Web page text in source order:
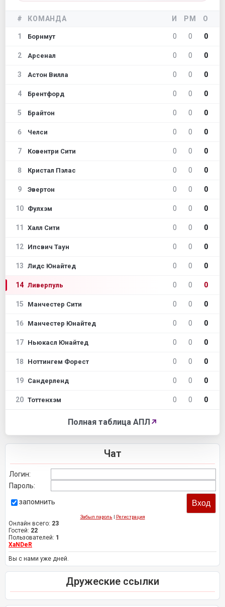
# КОМАНДА И РМ О
1 Борнмут 0 0 0
2 Арсенал 0 0 0
3 Астон Вилла 0 0 0
4 Брентфорд 0 0 0
5 Брайтон 0 0 0
6 Челси 0 0 0
7 Ковентри Сити 0 0 0
8 Кристал Пэлас 0 0 0
9 Эвертон 0 0 0
10 Фулхэм 0 0 0
11 Халл Сити 0 0 0
12 Ипсвич Таун 0 0 0
13 Лидс Юнайтед 0 0 0
14 Ливерпуль 0 0 0
15 Манчестер Сити 0 0 0
16 Манчестер Юнайтед 0 0 0
17 Ньюкасл Юнайтед 0 0 0
18 Ноттингем Форест 0 0 0
19 Сандерленд 0 0 0
20 Тоттенхэм 0 0 0
Полная таблица АПЛ ↗
Чат
Логин:
Пароль:
запомнить
Забыл пароль | Регистрация
Онлайн всего: 23
Гостей: 22
Пользователей: 1
XaNDeR
Вы с нами уже дней.
Дружеские ссылки